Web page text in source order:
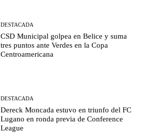
DESTACADA
CSD Municipal golpea en Belice y suma
tres puntos ante Verdes en la Copa
Centroamericana
DESTACADA
Dereck Moncada estuvo en triunfo del FC
Lugano en ronda previa de Conference
League